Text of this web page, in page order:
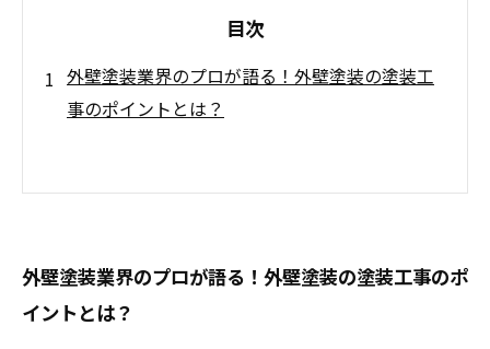
目次
外壁塗装業界のプロが語る！外壁塗装の塗装工
事のポイントとは？
外壁塗装業界のプロが語る！外壁塗装の塗装工事のポ
イントとは？